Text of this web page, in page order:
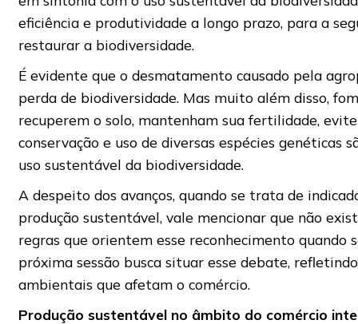
eficiência e produtividade a longo prazo, para a
restaurar a biodiversidade.
É evidente que o desmatamento causado pela
perda de biodiversidade. Mas muito além disso,
recuperem o solo, mantenham sua fertilidade,
conservação e uso de diversas espécies genéticas
uso sustentável da biodiversidade.
A despeito dos avanços, quando se trata de
produção sustentável, vale mencionar que não
regras que orientem esse reconhecimento
próxima sessão busca situar esse debate,
ambientais que afetam o comércio.
Produção sustentável no âmbito do comércio